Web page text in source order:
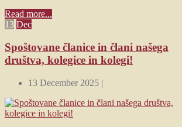
Read more...
13 Dec
Spoštovane članice in člani našega
društva, kolegice in kolegi!
13 December 2025 |